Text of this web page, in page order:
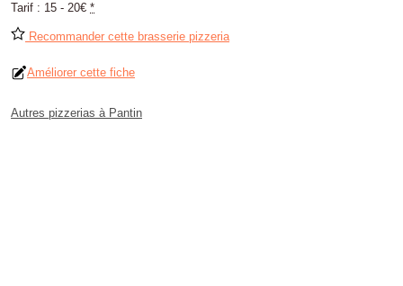
Tarif : 15 - 20€ *
Recommander cette brasserie pizzeria
Améliorer cette fiche
Autres pizzerias à Pantin